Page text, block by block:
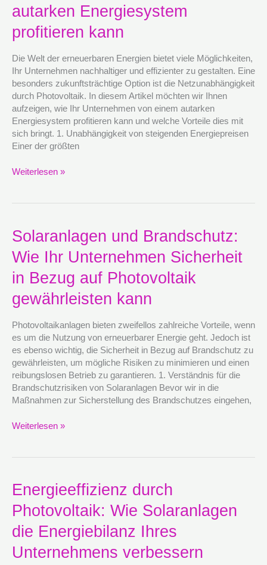
autarken Energiesystem
profitieren kann
Die Welt der erneuerbaren Energien bietet viele Möglichkeiten,
Ihr Unternehmen nachhaltiger und effizienter zu gestalten. Eine
besonders zukunftsträchtige Option ist die Netzunabhängigkeit
durch Photovoltaik. In diesem Artikel möchten wir Ihnen
aufzeigen, wie Ihr Unternehmen von einem autarken
Energiesystem profitieren kann und welche Vorteile dies mit
sich bringt. 1. Unabhängigkeit von steigenden Energiepreisen
Einer der größten
Unternehmen
von
einem
autarken
Energiesystem
profitieren
kann
Weiterlesen »
Solaranlagen und Brandschutz:
Wie Ihr Unternehmen Sicherheit
in Bezug auf Photovoltaik
gewährleisten kann
Photovoltaikanlagen bieten zweifellos zahlreiche Vorteile, wenn
es um die Nutzung von erneuerbarer Energie geht. Jedoch ist
es ebenso wichtig, die Sicherheit in Bezug auf Brandschutz zu
gewährleisten, um mögliche Risiken zu minimieren und einen
reibungslosen Betrieb zu garantieren. 1. Verständnis für die
Brandschutzrisiken von Solaranlagen Bevor wir in die
Maßnahmen zur Sicherstellung des Brandschutzes eingehen,
Solaranlagen
und
Brandschutz:
Ihr
Unternehmen
Sicherheit
Bezug
auf
Photovoltaik
gewährleisten
kann
Weiterlesen »
Energieeffizienz durch
Photovoltaik: Wie Solaranlagen
die Energiebilanz Ihres
Unternehmens verbessern
Energieeffizienz
durch
Photovoltaik:
Solaranlagen
die
Energiebilanz